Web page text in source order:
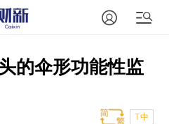
的伞形功能性监
T中